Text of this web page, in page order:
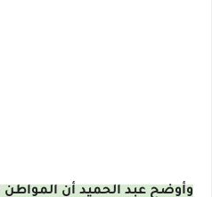
وأوضح عبد الحميد أن